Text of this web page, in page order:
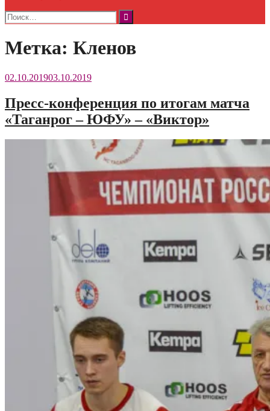
Найти:
Метка: Кленов
02.10.201903.10.2019
Пресс-конференция по итогам матча
«Таганрог – ЮФУ» – «Виктор»